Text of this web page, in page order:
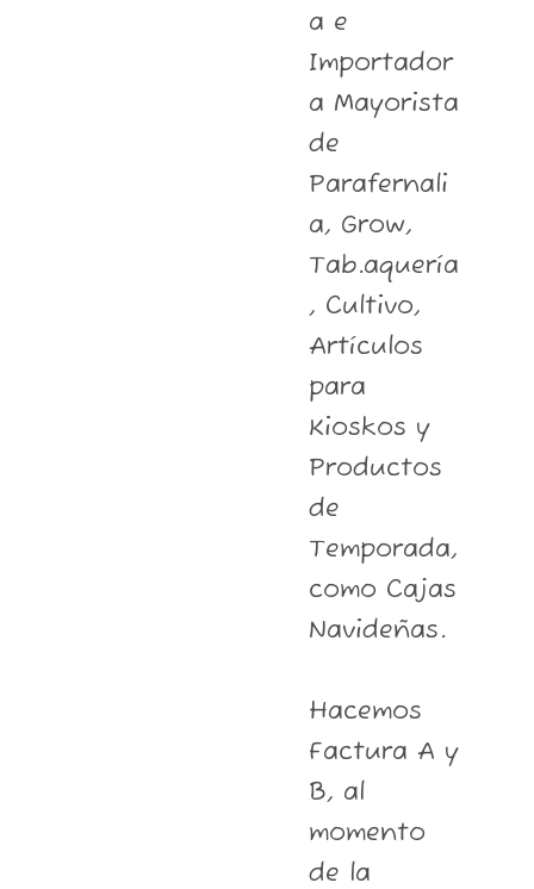
a e
Importador
a Mayorista
de
Parafernali
a, Grow,
Tab.aquería
, Cultivo,
Artículos
para
Kioskos y
Productos
de
Temporada,
como Cajas
Navideñas.
Hacemos
Factura A y
B, al
momento
de la